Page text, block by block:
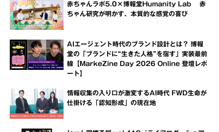
赤ちゃんラボ5.0×博報堂Humanity Lab 赤
ちゃん研究が明かす、本質的な感覚の喜び
AIエージェント時代のブランド設計とは？ 博報
堂の「ブランドに“生きた人格”を宿す」実装最前
線【MarkeZine Day 2026 Online 登壇レポ
ート】
情報収集の入り口が激変するAI時代 FWD生命が
仕掛ける「認知形成」の現在地